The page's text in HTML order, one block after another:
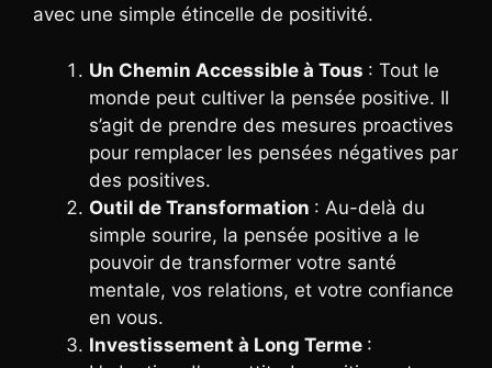
avec une simple étincelle de positivité.
Un Chemin Accessible à Tous : Tout le
monde peut cultiver la pensée positive. Il
s’agit de prendre des mesures proactives
pour remplacer les pensées négatives par
des positives.
Outil de Transformation : Au-delà du
simple sourire, la pensée positive a le
pouvoir de transformer votre santé
mentale, vos relations, et votre confiance
en vous.
Investissement à Long Terme :